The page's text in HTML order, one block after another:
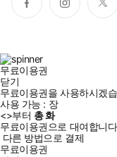
페
이
인
스
트
위
무료이용권
닫기
무료이용권을 사용하시겠
사용 가능 : 장
<>부터 총화
무료이용권으로 대여합니
다른 방법으로 결제
무료이용권